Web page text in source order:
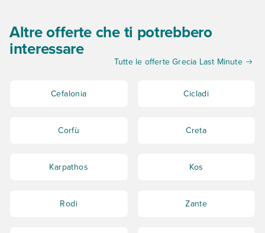
Altre offerte che ti potrebbero
interessare
Tutte le offerte Grecia Last Minute
Cefalonia Cicladi
Corfù Creta
Karpathos Kos
Rodi Zante